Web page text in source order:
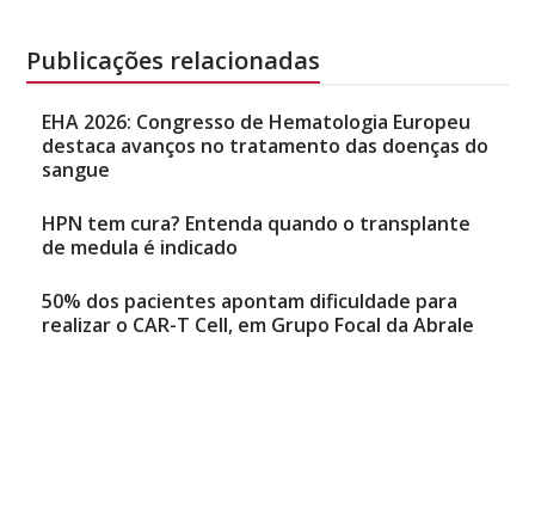
Publicações relacionadas
EHA 2026: Congresso de Hematologia Europeu
destaca avanços no tratamento das doenças do
sangue
HPN tem cura? Entenda quando o transplante
de medula é indicado
50% dos pacientes apontam dificuldade para
realizar o CAR-T Cell, em Grupo Focal da Abrale